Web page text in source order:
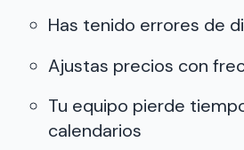
Has tenido errores de
Ajustas precios con
Tu equipo pierde
calendarios